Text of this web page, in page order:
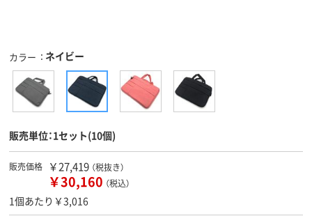
カラー ネイビー
販売単位：1セット(10個)
販売価格 ￥27,419 （税抜き）
￥30,160 （税込）
1個あたり￥3,016